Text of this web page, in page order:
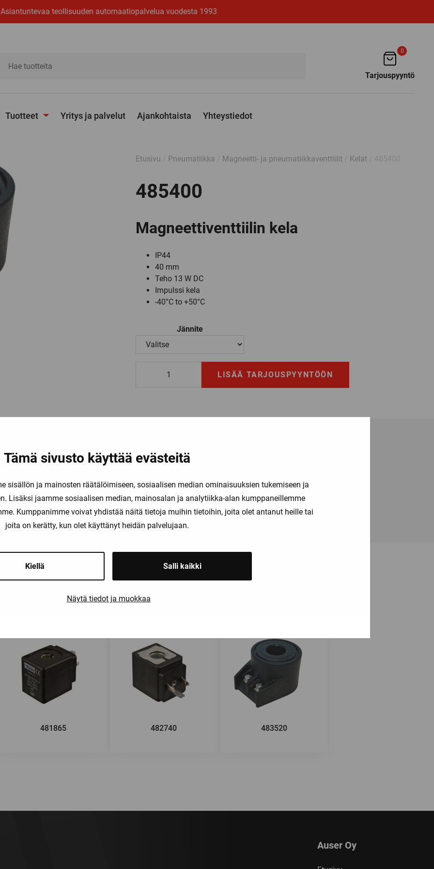
Tämä sivusto käyttää evästeitä
sisällön ja mainosten räätälöimiseen, sosiaalisen median ominaisuuksien tukemiseen ja
Lisäksi jaamme sosiaalisen median, mainosalan ja analytiikka-alan kumppaneillemme
Kumppanimme voivat yhdistää näitä tietoja muihin tietoihin, joita olet antanut heille tai
joita on kerätty, kun olet käyttänyt heidän palvelujaan.
Kiellä Salli kaikki
Näytä tiedot ja muokkaa
Asiantuntevaa teollisuuden automaatiopalvelua vuodesta 1993
0
Tarjouspyyntö
Tuotteet Yritys ja palvelut Ajankohtaista Yhteystiedot
Etusivu Pneumatiikka Magneetti- ja pneumatiikkaventtiilit Kelat
485400
Magneettiventtiilin kela
IP44
40 mm
Teho 13 W DC
Impulssi kela
-40°C to +50°C
Jännite
LISÄÄ TARJOUSPYYNTÖÖN
olla kiinnostunut myös näistä
481865 482740 483520
Auser Oy